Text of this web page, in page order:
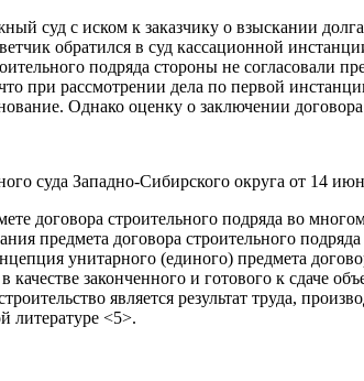
суд с иском к заказчику о взыскании
обратился в суд кассационной
подряда стороны не согласовали
при рассмотрении дела по первой
Однако оценку о заключении
суда Западно-Сибирского округа от 14
договора строительного подряда во
предмета договора строительного
унитарного (единого) предмета
качестве законченного и готового к
является результат труда,
литературе <5>.